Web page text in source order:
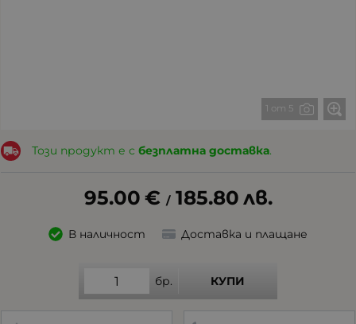
1 от 5
Този продукт е с безплатна доставка.
95.00 € / 185.80 лв.
В наличност Доставка и плащане
бр. КУПИ